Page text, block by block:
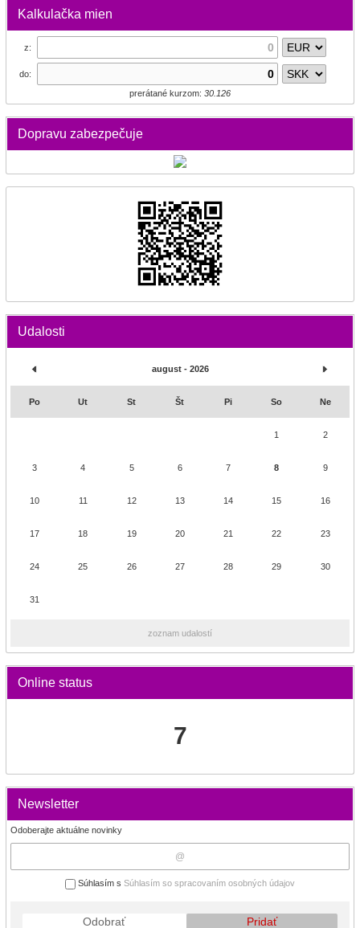
Kalkulačka mien
z:
do:
prerátané kurzom: 30.126
Dopravu zabezpečuje
Udalosti
august - 2026
Po Ut St Št Pi So Ne
1 2
3 4 5 6 7 8 9
10 11 12 13 14 15 16
17 18 19 20 21 22 23
24 25 26 27 28 29 30
31
zoznam udalostí
Online status
7
Newsletter
Odoberajte aktuálne novinky
Súhlasím s Súhlasím so spracovaním osobných údajov
Odobrať Pridať